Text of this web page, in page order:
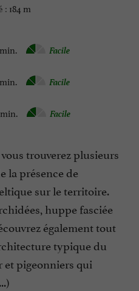
: 184 m
Facile
Facile
Facile
trouverez plusieurs
la présence de
sur le territoire.
huppe fasciée
également tout
typique du
et pigeonniers qui